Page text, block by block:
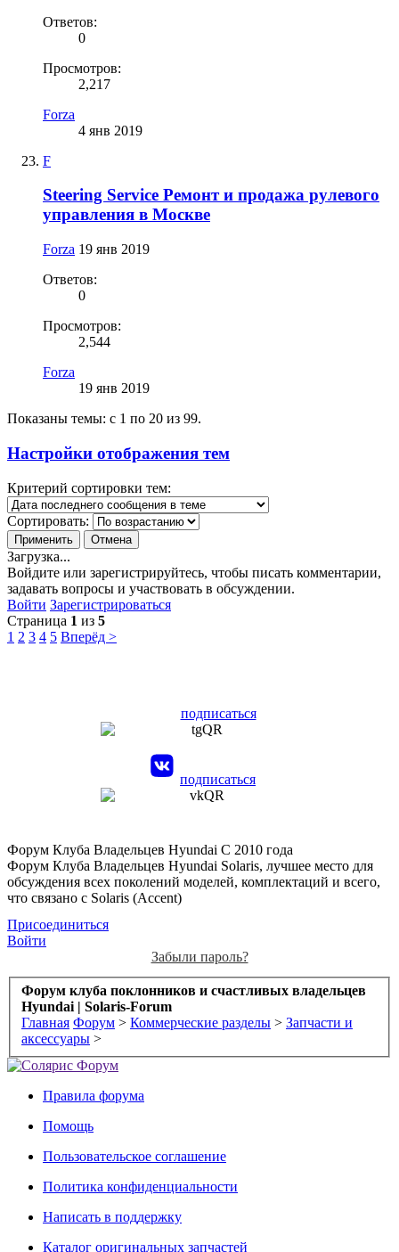
Ответов:
0
Просмотров:
2,217
Forza
4 янв 2019
F
Steering Service Ремонт и продажа рулевого
управления в Москве
Forza 19 янв 2019
Ответов:
0
Просмотров:
2,544
Forza
19 янв 2019
Показаны темы: с 1 по 20 из 99.
Настройки отображения тем
Критерий сортировки тем:
Сортировать:
Загрузка...
Войдите или зарегистрируйтесь, чтобы писать комментарии,
задавать вопросы и участвовать в обсуждении.
Войти Зарегистрироваться
Страница 1 из 5
1 2 3 4 5 Вперёд >
подписаться
подписаться
Форум Клуба Владельцев Hyundai С 2010 года
Форум Клуба Владельцев Hyundai Solaris, лучшее место для
обсуждения всех поколений моделей, комплектаций и всего,
что связано с Solaris (Accent)
Присоединиться
Войти
Забыли пароль?
Форум клуба поклонников и счастливых владельцев
Hyundai | Solaris-Forum
Главная Форум > Коммерческие разделы > Запчасти и
аксессуары >
Правила форума
Помощь
Пользовательское соглашение
Политика конфиденциальности
Написать в поддержку
Каталог оригинальных запчастей